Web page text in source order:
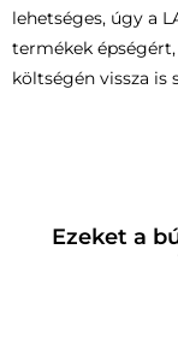
lehetséges, úgy a
termékek
költségén vissza is
Ezeket a